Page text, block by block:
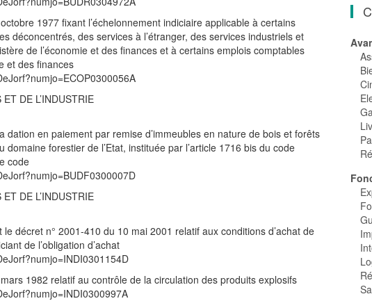
1977 fixant l’échelonnement indiciaire applicable à certains
déconcentrés, des services à l’étranger, des services industriels et
de l’économie et des finances et à certains emplois comptables
et des finances
DE L’INDUSTRIE
en paiement par remise d’immeubles en nature de bois et forêts
forestier de l’Etat, instituée par l’article 1716 bis du code
code
DE L’INDUSTRIE
décret n° 2001-410 du 10 mai 2001 relatif aux conditions d’achat de
de l’obligation d’achat
1982 relatif au contrôle de la circulation des produits explosifs